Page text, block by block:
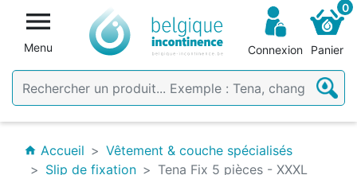

Menu Connexion
0
Panier
home Accueil
Vêtement & couche spécialisés
Slip de fixation
Tena Fix 5 pièces - XXXL